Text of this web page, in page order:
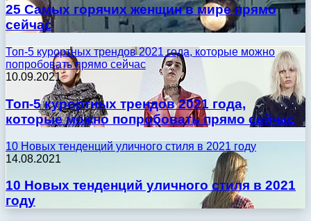
25 Самых горячих женщин в мире прямо
сейчас
Топ-5 курортных трендов 2021 года, которые можно
попробовать прямо сейчас
10.09.2021
Топ-5 курортных трендов 2021 года,
которые можно попробовать прямо сейчас
10 Новых тенденций уличного стиля в 2021 году
14.08.2021
10 Новых тенденций уличного стиля в 2021
году